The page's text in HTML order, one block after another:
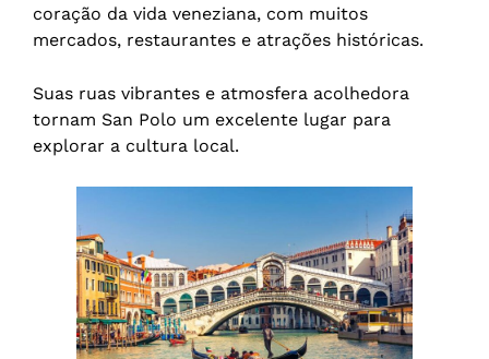
coração da vida veneziana, com muitos
mercados, restaurantes e atrações históricas.
Suas ruas vibrantes e atmosfera acolhedora
tornam San Polo um excelente lugar para
explorar a cultura local.